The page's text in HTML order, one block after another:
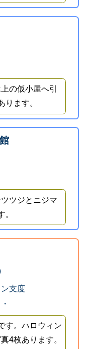
の仮小屋へ引
ります。
ツジとニジマ
。
支度
す。ハロウィン
4枚あります。